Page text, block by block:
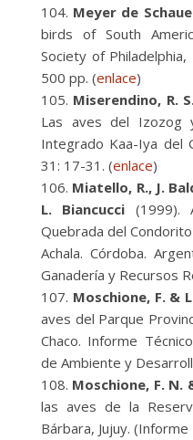
Meyer de
birds of South
Society of
500 pp. (enlace)
Miserendino, R.
Las aves del Izozog
Integrado Kaa-Iya del
31: 17-31. (enlace)
Miatello, R., J.
L. Biancucci (1999).
Quebrada del
Achala. Córdoba.
Ganadería y Recursos
Moschione, F. &
aves del Parque
Chaco. Informe
de Ambiente y
Moschione, F. N.
las aves de la
Bárbara, Jujuy. (Informe